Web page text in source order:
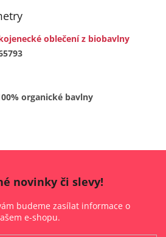
oblečení z biobavlny
organické bavlny
novinky či slevy!
budeme zasílat informace o
e-shopu.